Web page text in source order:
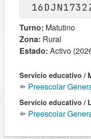
Turno: Matutino
Zona: Rural
Estado: Activo
Servicio educativo /
Preescolar
Servicio educativo /
Preescolar